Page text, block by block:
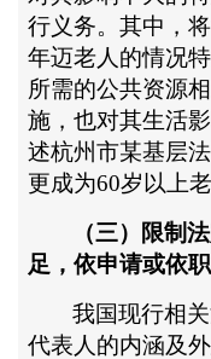
行义务。其中，
年迈老人的情况
所需的公共资源
施，也对其生活
述杭州市某基层
更成为60岁以上
（三）限制
足，依申请或依
我国现行相
代表人的内涵及